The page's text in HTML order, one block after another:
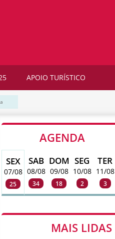
APOIO TURÍSTICO
AGENDA
SEX
07/08
25
SAB
08/08
34
DOM
09/08
18
SEG
10/08
2
TER
11/08
3
MAIS LIDAS